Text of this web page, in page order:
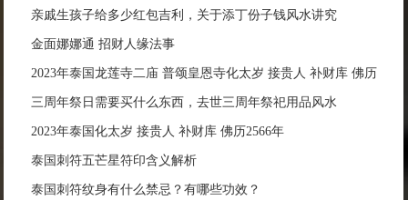
亲戚生孩子给多少红包吉利，关于添丁份子钱风水讲究
金面娜娜通 招财人缘法事
2023年泰国龙莲寺二庙 普颂皇恩寺化太岁 接贵人 补财库 佛历
2566年
三周年祭日需要买什么东西，去世三周年祭祀用品风水
2023年泰国化太岁 接贵人 补财库 佛历2566年
泰国刺符五芒星符印含义解析
泰国刺符纹身有什么禁忌？有哪些功效？